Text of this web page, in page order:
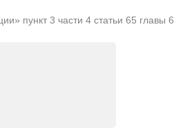
пункт 3 части 4 статьи 65 главы 6.